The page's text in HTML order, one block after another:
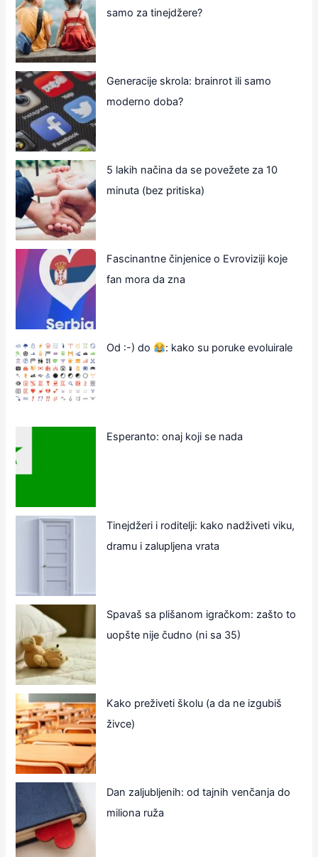
samo za tinejdžere?
Generacije skrola: brainrot ili samo
moderno doba?
5 lakih načina da se povežete za 10
minuta (bez pritiska)
Fascinantne činjenice o Evroviziji koje
fan mora da zna
Od :-) do : kako su poruke evoluirale
Esperanto: onaj koji se nada
Tinejdžeri i roditelji: kako nadživeti viku,
dramu i zalupljena vrata
Spavaš sa plišanom igračkom: zašto to
uopšte nije čudno (ni sa 35)
Kako preživeti školu (a da ne izgubiš
živce)
Dan zaljubljenih: od tajnih venčanja do
miliona ruža